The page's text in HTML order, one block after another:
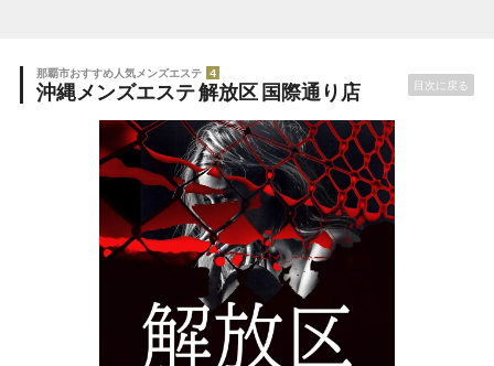
那覇市おすすめ人気メンズエステ 4
沖縄メンズエステ 解放区 国際通り店 目次に戻る